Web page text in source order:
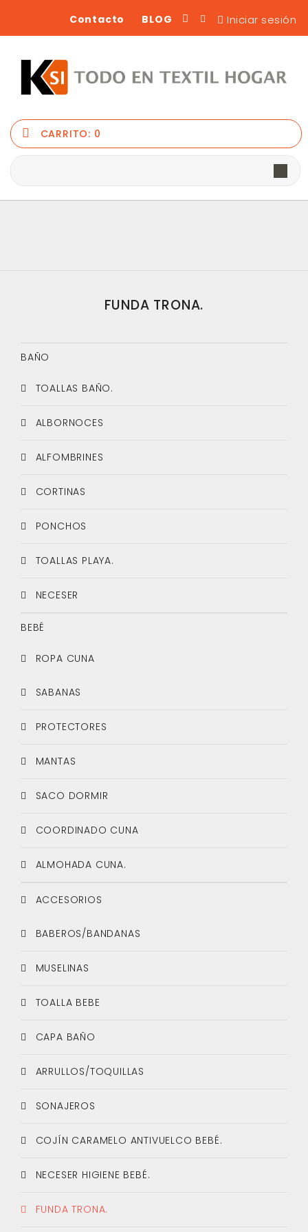
Iniciar sesión
BLOG
Contacto
CARRITO: 0
FUNDA TRONA.
BAÑO
TOALLAS BAÑO.
ALBORNOCES
ALFOMBRINES
CORTINAS
PONCHOS
TOALLAS PLAYA.
NECESER
BEBÉ
ROPA CUNA
SABANAS
PROTECTORES
MANTAS
SACO DORMIR
COORDINADO CUNA
ALMOHADA CUNA.
ACCESORIOS
BABEROS/BANDANAS
MUSELINAS
TOALLA BEBE
CAPA BAÑO
ARRULLOS/TOQUILLAS
SONAJEROS
COJÍN CARAMELO ANTIVUELCO BEBÉ.
NECESER HIGIENE BEBÉ.
FUNDA TRONA.